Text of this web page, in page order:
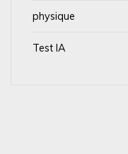
physique
Test IA